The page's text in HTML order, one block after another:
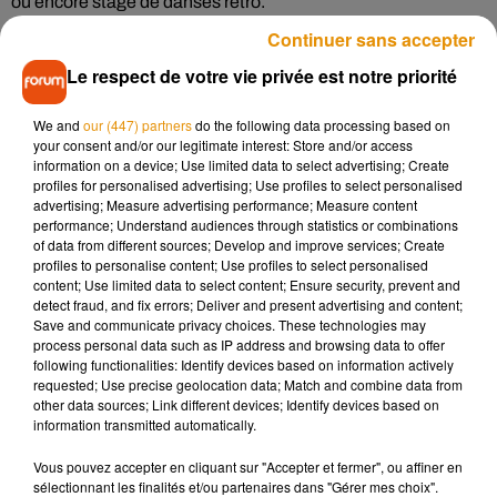
Les commerçants en fête à Choletce samedi, avec
l’évènement
« le cœur de ville fête l’été »
déballage dans les rues est organisé, et de nombreuses
animations sont à prévoir.
A Longué-Jumelles, famille, amis et passionnés de musique
ont rendez-vous ce vendredi soir pour découvrirle concert
estival.Deux Tributes bands seront sur scène : Highphone,
qui reprend Téléphone, et Coldplayed, qui reprend Coldplay.
Ça se passe à l’esplanade du cube.
Deux-Sèvres, Charente & Charente-
Maritime
A Thouars, ce vendredi et samedi, on fête les15 ans du
pour les amateurs de rap : Neg’Marrons et Sniper sont à
Le respect de votre vie privée est notre priorité
We and our (447) partnersdo the following data processing based on
your consent and/or our legitimate interest: Store and/or access
information on a device; Use limited data to select advertising; Create
profiles for personalised advertising; Use profiles to select personalised
advertising; Measure advertising performance; Measure content
performance; Understand audiences through statistics or combinations
of data from different sources; Develop and improve services; Create
profiles to personalise content; Use profiles to select personalised
content; Use limited data to select content; Ensure security, prevent and
detect fraud, and fix errors; Deliver and present advertising and content;
Save and communicate privacy choices. These technologies may
process personal data such as IP address and browsing data to offer
following functionalities: Identify devices based on information actively
requested; Use precise geolocation data; Match and combine data from
other data sources; Link different devices; Identify devices based on
information transmitted automatically.
Vous pouvez accepter en cliquant sur "Accepter et fermer", ou affiner en
sélectionnant les finalités et/ou partenaires dans "Gérer mes choix".
Continuer sans accepter